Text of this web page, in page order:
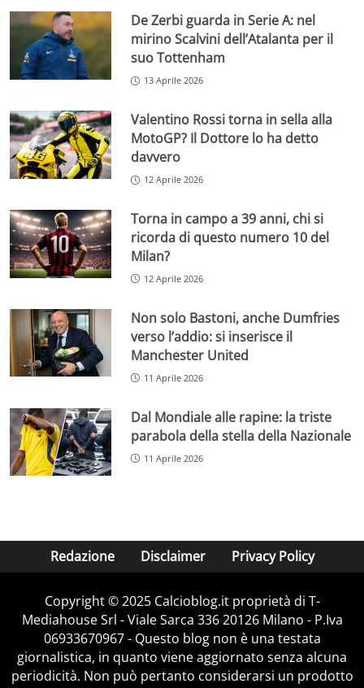
De Zerbi guarda in Serie A: nel
mirino Scalvini dell’Atalanta per il
suo Tottenham
13 Aprile 2026
Valentino Rossi torna in sella alla
MotoGP? Il Dottore lo ha detto
davvero
12 Aprile 2026
Torna in campo a 39 anni, chi si
ricorda di questo numero 10 del
Milan?
12 Aprile 2026
Non solo Bastoni, anche Dumfries
verso l’addio: si inserisce il
Manchester United
11 Aprile 2026
Dal Mondiale alle rapine: la triste
parabola della stella della Nazionale
11 Aprile 2026
Redazione Disclaimer Privacy Policy
Copyright © 2025 Calcioblog.it proprietà di T-
Mediahouse Srl - Viale Sarca 336 20126 Milano - P.Iva
06933670967 - Questo blog non è una testata
giornalistica, in quanto viene aggiornato senza alcuna
periodicità. Non può pertanto considerarsi un prodotto